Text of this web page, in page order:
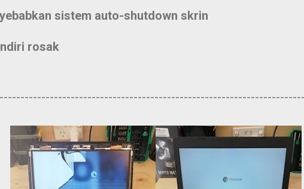
sistem auto-shutdown skrin
rosak